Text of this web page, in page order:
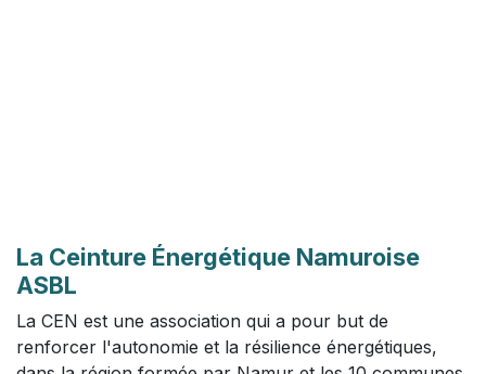
La Ceinture Énergétique Namuroise
ASBL
La CEN est une association qui a pour but de
renforcer l'autonomie et la résilience énergétiques,